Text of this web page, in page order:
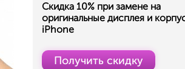
Скидка 10% при замене на
оригинальные дисплея и
iPhone
Получить скидку